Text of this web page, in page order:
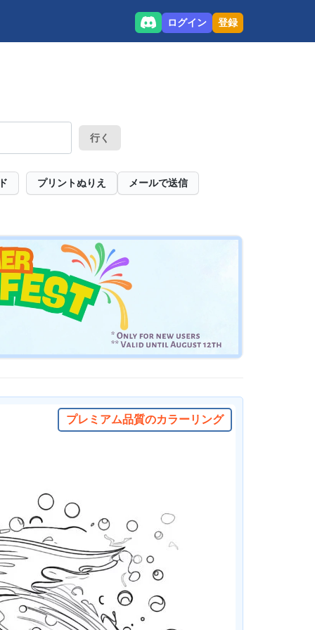
ログイン 登録
行く
プリントぬりえ メールで送信
プレミアム品質のカラーリング